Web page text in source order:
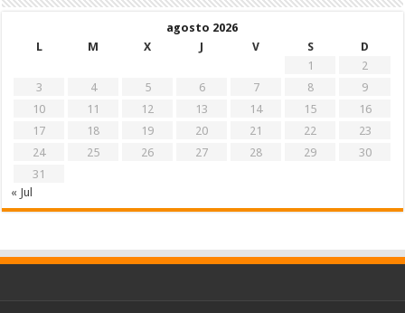
agosto 2026
L
M X J V S
D
1
2
3
4 5 6 7 8
9
10
11 12 13 14 15
16
17
18 19 20 21 22
23
24
25 26 27 28 29
30
31
« Jul